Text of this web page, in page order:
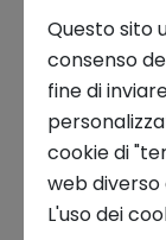
Trend Analysis
Applied
Startup
Questo sito
consenso
fine di
cookie di
web diverso
L'uso dei